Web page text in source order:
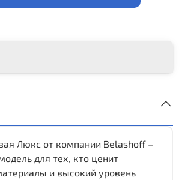
Люкс от компании Belashoff –
для тех, кто ценит
и высокий уровень